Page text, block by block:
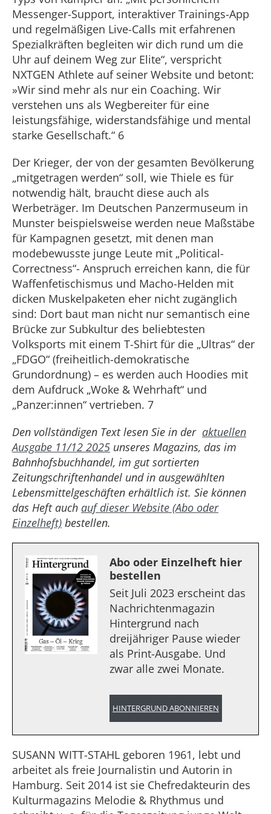
Messenger-Support, interaktiver Trainings-App
und regelmäßigen Live-Calls mit erfahrenen
Spezialkräften begleiten wir dich rund um die
Uhr auf deinem Weg zur Elite“, verspricht
NXTGEN Athlete auf seiner Website und betont:
»Wir sind mehr als nur ein Coaching. Wir
verstehen uns als Wegbereiter für eine
leistungsfähige, widerstandsfähige und mental
starke Gesellschaft.“ 6
Der Krieger, der von der gesamten Bevölkerung
„mitgetragen werden“ soll, wie Thiele es für
notwendig hält, braucht diese auch als
Werbeträger. Im Deutschen Panzermuseum in
Munster beispielsweise werden neue Maßstäbe
für Kampagnen gesetzt, mit denen man
modebewusste junge Leute mit „Political-
Correctness“- Anspruch erreichen kann, die für
Waffenfetischismus und Macho-Helden mit
dicken Muskelpaketen eher nicht zugänglich
sind: Dort baut man nicht nur semantisch eine
Brücke zur Subkultur des beliebtesten
Volksports mit einem T-Shirt für die „Ultras“ der
„FDGO“ (freiheitlich-demokratische
Grundordnung) – es werden auch Hoodies mit
dem Aufdruck „Woke & Wehrhaft“ und
„Panzer:innen“ vertrieben. 7
Den vollständigen Text lesen Sie in der aktuellen
Ausgabe 11/12 2025 unseres Magazins, das im
Bahnhofsbuchhandel, im gut sortierten
Zeitungschriftenhandel und in ausgewählten
Lebensmittelgeschäften erhältlich ist. Sie können
das Heft auch auf dieser Website (Abo oder
Einzelheft) bestellen.
Abo oder Einzelheft hier
bestellen
Seit Juli 2023 erscheint das
Nachrichtenmagazin
Hintergrund nach
dreijähriger Pause wieder
als Print-Ausgabe. Und
zwar alle zwei Monate.
HINTERGRUND ABONNIEREN
SUSANN WITT-STAHL geboren 1961, lebt und
arbeitet als freie Journalistin und Autorin in
Hamburg. Seit 2014 ist sie Chefredakteurin des
Kulturmagazins Melodie & Rhythmus und